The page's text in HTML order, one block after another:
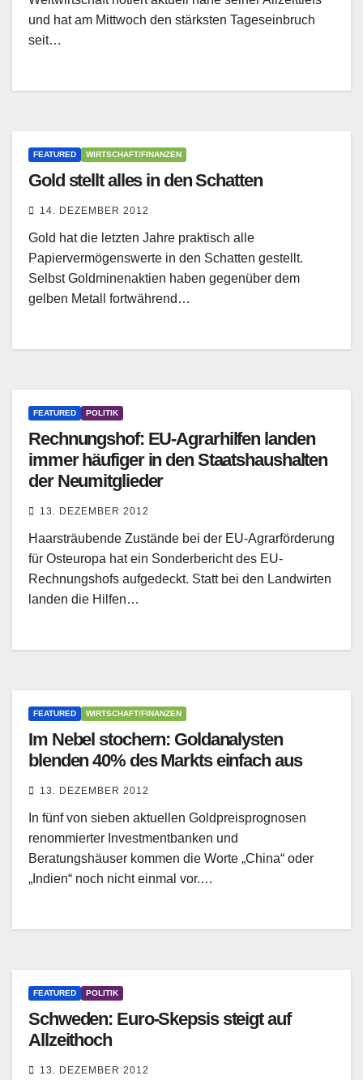
und hat am Mittwoch den stärksten Tageseinbruch
seit…
FEATURED WIRTSCHAFT/FINANZEN
Gold stellt alles in den Schatten
14. DEZEMBER 2012
Gold hat die letzten Jahre praktisch alle
Papiervermögenswerte in den Schatten gestellt.
Selbst Goldminenaktien haben gegenüber dem
gelben Metall fortwährend…
FEATURED POLITIK
Rechnungshof: EU-Agrarhilfen landen
immer häufiger in den Staatshaushalten
der Neumitglieder
13. DEZEMBER 2012
Haarsträubende Zustände bei der EU-Agrarförderung
für Osteuropa hat ein Sonderbericht des EU-
Rechnungshofs aufgedeckt. Statt bei den Landwirten
landen die Hilfen…
FEATURED WIRTSCHAFT/FINANZEN
Im Nebel stochern: Goldanalysten
blenden 40% des Markts einfach aus
13. DEZEMBER 2012
In fünf von sieben aktuellen Goldpreisprognosen
renommierter Investmentbanken und
Beratungshäuser kommen die Worte „China“ oder
„Indien“ noch nicht einmal vor.…
FEATURED POLITIK
Schweden: Euro-Skepsis steigt auf
Allzeithoch
13. DEZEMBER 2012